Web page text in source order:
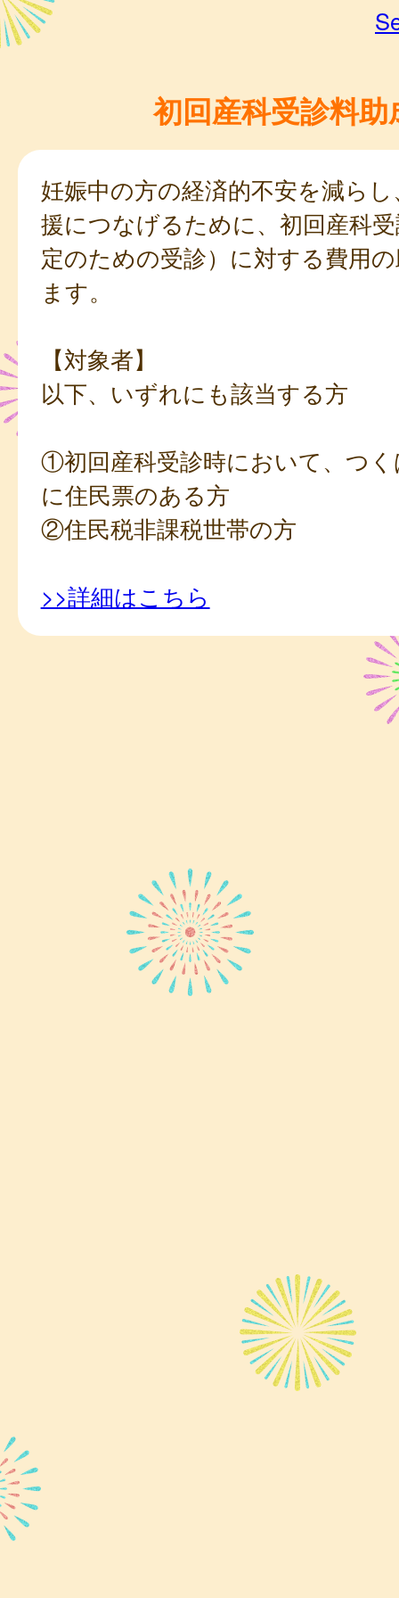
初回産科受診料助
妊娠中の方の経済的不安を減ら
援につなげるために、初回産科
定のための受診）に対する費用
ます。
【対象者】
以下、いずれにも該当する方
①初回産科受診時において、つ
に住民票のある方
②住民税非課税世帯の方
>>詳細はこちら